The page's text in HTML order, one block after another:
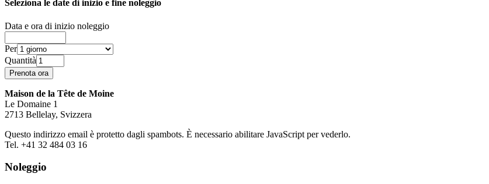
Seleziona le date di inizio e fine noleggio
Data e ora di inizio noleggio
Per
Quantità
Maison de la Tête de Moine
Le Domaine 1
2713 Bellelay, Svizzera
Questo indirizzo email è protetto dagli spambots. È necessario abilitare JavaScript per vederlo.
Tel. +41 32 484 03 16
Noleggio